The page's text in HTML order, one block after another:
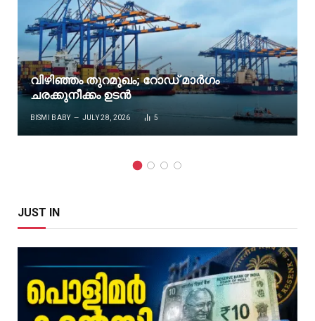
വിഴിഞ്ഞം തുറമുഖം; റോഡ് മാർഗം
ചരക്കുനീക്കം ഉടൻ
BISMI BABY JULY 28, 2026 5
JUST IN